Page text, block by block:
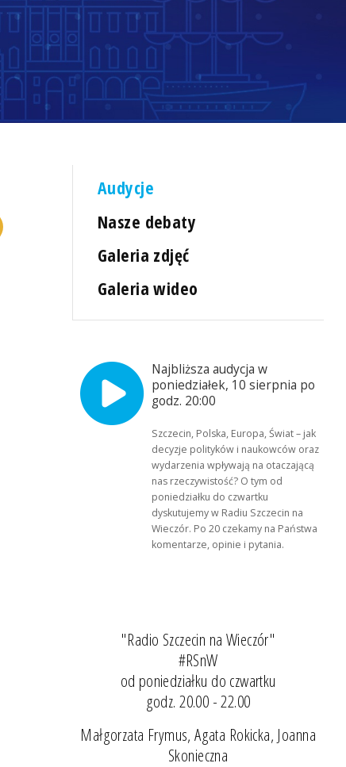
Audycje
Nasze debaty
Galeria zdjęć
Galeria wideo
Najbliższa audycja w
poniedziałek, 10 sierpnia po
godz. 20:00
Szczecin, Polska, Europa, Świat – jak
decyzje polityków i naukowców oraz
wydarzenia wpływają na otaczającą
nas rzeczywistość? O tym od
poniedziałku do czwartku
dyskutujemy w Radiu Szczecin na
Wieczór. Po 20 czekamy na Państwa
komentarze, opinie i pytania.
"Radio Szczecin na Wieczór"
#RSnW
od poniedziałku do czwartku
godz. 20.00 - 22.00
Małgorzata Frymus, Agata Rokicka, Joanna
Skonieczna